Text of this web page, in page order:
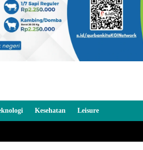
Kesehatan Leisure